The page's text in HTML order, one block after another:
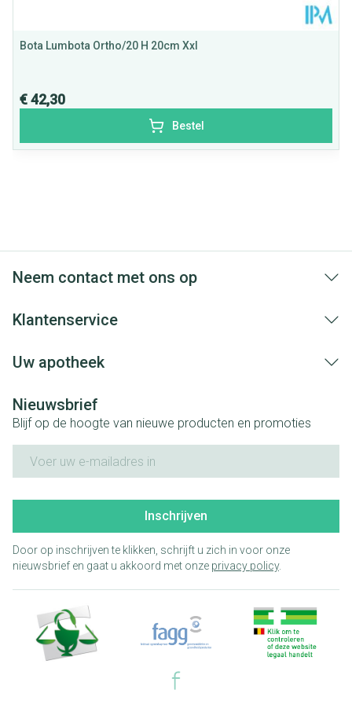
Bota Lumbota Ortho/20 H 20cm Xxl
€ 42,30
Bestel
Neem contact met ons op
Klantenservice
Uw apotheek
Nieuwsbrief
Blijf op de hoogte van nieuwe producten en promoties
Inschrijven
Door op inschrijven te klikken, schrijft u zich in voor onze
nieuwsbrief en gaat u akkoord met onze privacy policy.